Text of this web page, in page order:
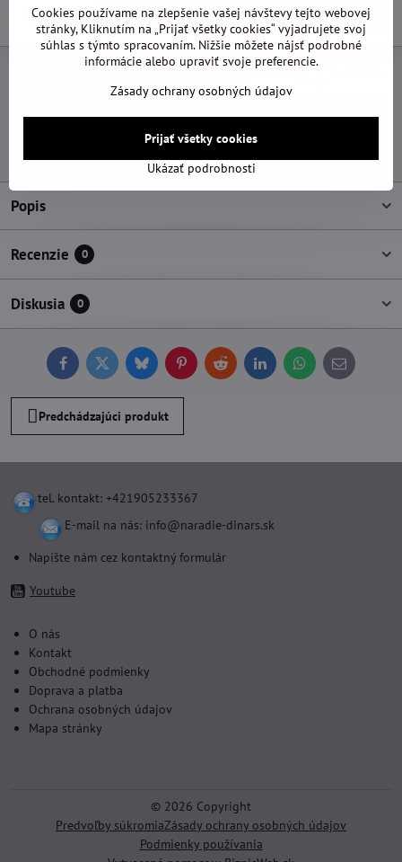
Do košíka
Pridať k Obľúbeným Otázka k produktu
Doručenia
Popis
Recenzie 0
Diskusia 0
FacebookTwitterBlueskyPinterestReddit LinkedInWhatsApp
E-
mail
Predchádzajúci produkt
tel. kontakt: +421905233367
E-mail na nás: info@naradie-dinars.sk
Napíšte nám cez kontaktný formulár
Youtube
O nás
Kontakt
Obchodné podmienky
Doprava a platba
Ochrana osobných údajov
Mapa stránky
© 2026 Copyright
Predvoľby súkromiaZásady ochrany osobných údajov
Podmienky používania
Cookies používame na zlepšenie vašej návštevy tejto webovej
stránky, Kliknutím na „Prijať všetky cookies“ vyjadrujete svoj
súhlas s týmto spracovaním. Nižšie môžete nájsť podrobné
informácie alebo upraviť svoje preferencie.
Zásady ochrany osobných údajov
Ukázať podrobnosti
Prijať všetky cookies